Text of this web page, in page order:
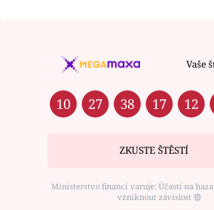
Vaše
10 27 38 17 12
ZKUSTE ŠTĚSTÍ
Ministerstvo financí varuje: Účastí na
vzniknout závislost ⑱